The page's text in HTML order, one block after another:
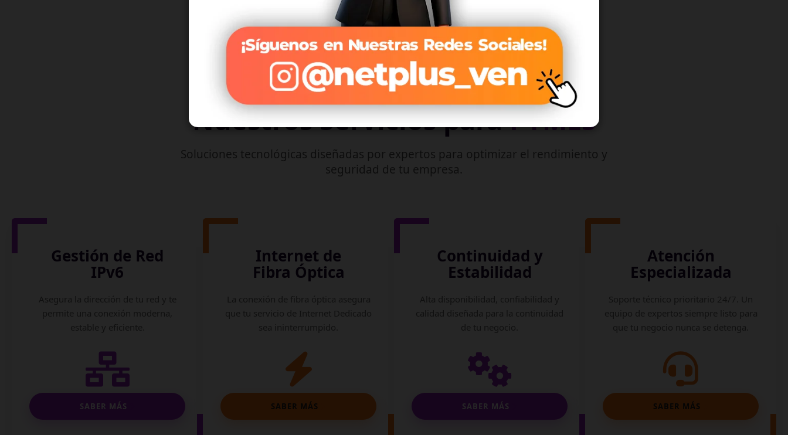
Nuestros Servicios paraPYMES
Soluciones tecnológicas diseñadas por expertos para optimizar el rendimiento y
seguridad de tu empresa.
Gestión de Red
IPv6
SABER MÁS
Internet de
Fibra Óptica
SABER MÁS
Continuidad y
Estabilidad
SABER MÁS
Atención
Especializada
SABER MÁS